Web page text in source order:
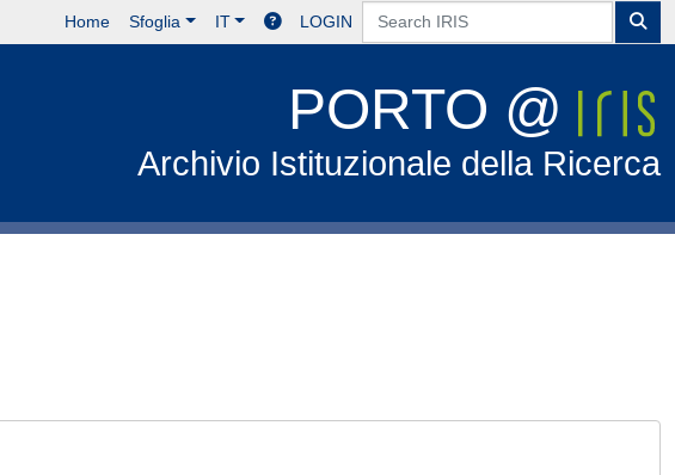
Home Sfoglia IT LOGIN
PORTO @
Archivio Istituzionale della Ricerca